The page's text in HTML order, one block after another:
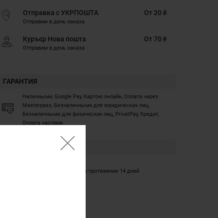
Отправка с УКРПОШТА
Отправим в день заказа
От 20 ₴
Куръєр Нова пошта
Отправим в день заказа
От 70 ₴
ГАРАНТИЯ
Наличными, Google Pay, Картою онлайн, Оплата через
Masterpass, Безналичными для юридических лиц,
Безналичными для физических лиц, PrivatPay, Кредит,
Оплата частями
Обмен/возврат товара на протяжении 14 дней